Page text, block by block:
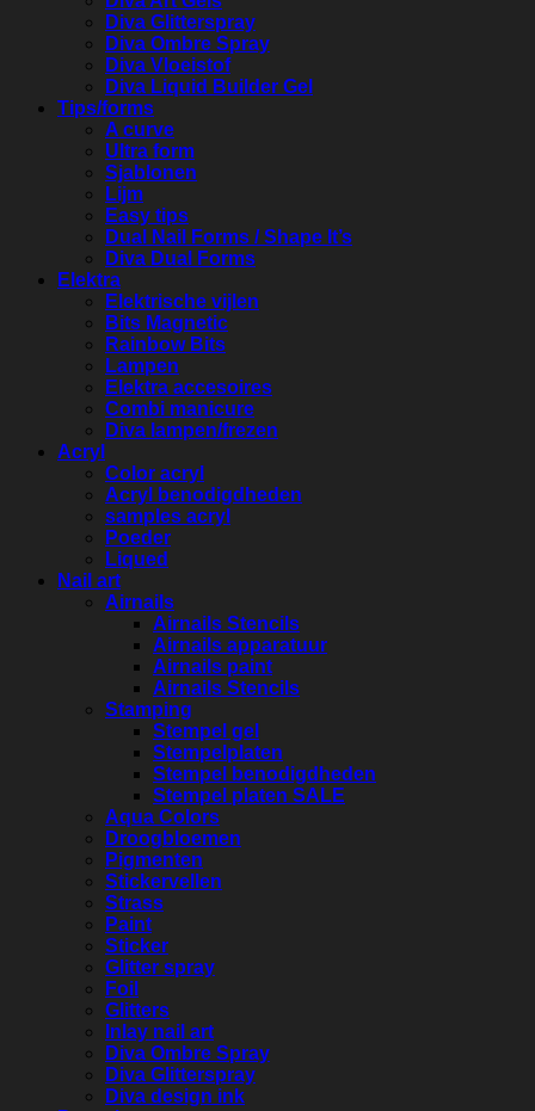
Diva Glitterspray
Diva Ombre Spray
Diva Vloeistof
Diva Liquid Builder Gel
Tips/forms
A curve
Ultra form
Sjablonen
Lijm
Easy tips
Dual Nail Forms / Shape It’s
Diva Dual Forms
Elektra
Elektrische vijlen
Bits Magnetic
Rainbow Bits
Lampen
Elektra accesoires
Combi manicure
Diva lampen/frezen
Acryl
Color acryl
Acryl benodigdheden
samples acryl
Poeder
Liqued
Nail art
Airnails
Airnails Stencils
Airnails apparatuur
Airnails paint
Airnails Stencils
Stamping
Stempel gel
Stempelplaten
Stempel benodigdheden
Stempel platen SALE
Aqua Colors
Droogbloemen
Pigmenten
Stickervellen
Strass
Paint
Sticker
Glitter spray
Foil
Glitters
Inlay nail art
Diva Ombre Spray
Diva Glitterspray
Diva design ink